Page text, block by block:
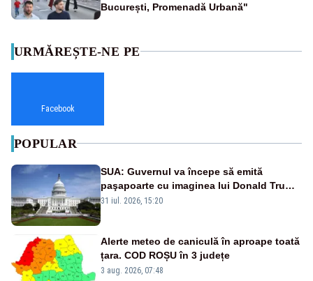
București, Promenadă Urbană"
URMĂREȘTE-NE PE
Facebook
POPULAR
SUA: Guvernul va începe să emită
paşapoarte cu imaginea lui Donald Trump
începând cu 8 august
31 iul. 2026, 15:20
Alerte meteo de caniculă în aproape toată
țara. COD ROȘU în 3 județe
3 aug. 2026, 07:48